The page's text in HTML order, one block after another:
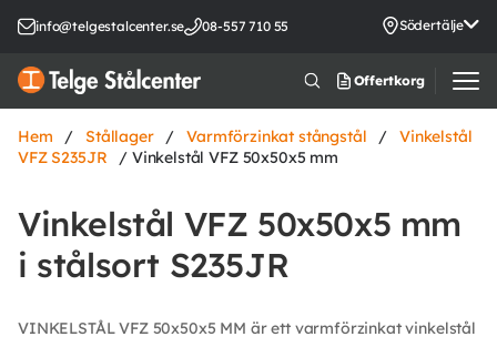
info@telgestalcenter.se 08-557 710 55 Södertälje
Offertkorg
Hem / Stållager / Varmförzinkat stångstål /
Vinkelstål
VFZ S235JR
/ Vinkelstål VFZ 50x50x5 mm
Vinkelstål VFZ 50x50x5 mm
i stålsort S235JR
VINKELSTÅL VFZ 50x50x5 MM är ett varmförzinkat vinkelstål